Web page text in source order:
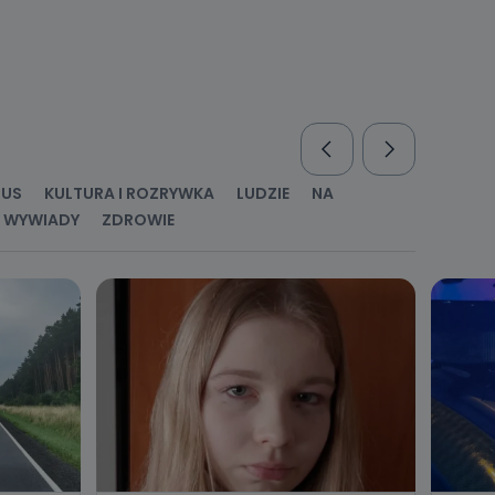
KULTURA I ROZRYWKA LUDZIE
NA
WYWIADY ZDROWIE